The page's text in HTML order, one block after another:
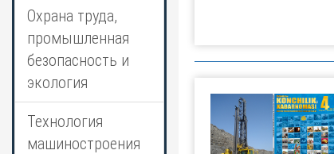
Охрана труда,
промышленная
безопасность и
экология
Технология
машиностроения